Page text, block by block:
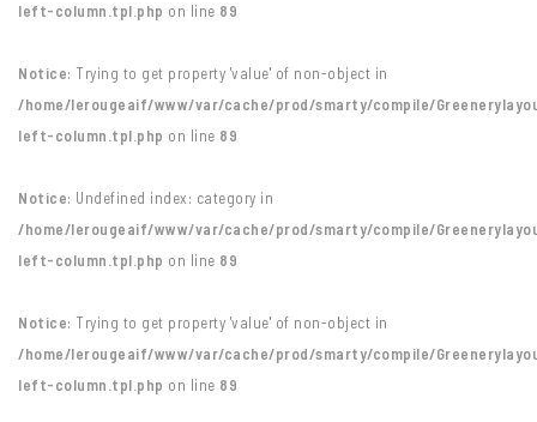
left-column.tpl.php on line 89
Notice: Trying to get property 'value' of non-object in
/home/lerougeaif/www/var/cache/prod/smarty/compile/
left-column.tpl.php on line 89
Notice: Undefined index: category in
/home/lerougeaif/www/var/cache/prod/smarty/compile/
left-column.tpl.php on line 89
Notice: Trying to get property 'value' of non-object in
/home/lerougeaif/www/var/cache/prod/smarty/compile/
left-column.tpl.php on line 89